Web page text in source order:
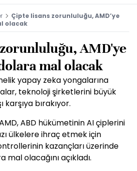
Çipte lisans zorunluluğu, AMD’ye
olacak
AMD'ye
mal olacak
yapay zeka yongalarına
teknoloji şirketlerini büyük
bırakıyor.
ABD hükümetinin AI çiplerini
ülkelere ihraç etmek için
kazançları üzerinde
olacağını açıkladı.